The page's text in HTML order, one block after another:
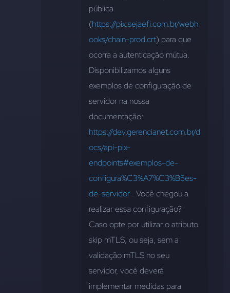
pública
(https://pix.sejaefi.com.br/webh
ooks/chain-prod.crt) para que
ocorra a autenticação mútua.
Disponibilizamos alguns
exemplos de configuração de
servidor na nossa
https://dev.gerencianet.com.br/d
ocs/api-pix-
endpoints#exemplos-de-
configura%C3%A7%C3%B5es-
de-servidor . Você chegou a
realizar essa configuração?
Caso opte por utilizar o atributo
skip mTLS, ou seja, sem a
validação mTLS no seu
servidor, você deverá
implementar medidas para